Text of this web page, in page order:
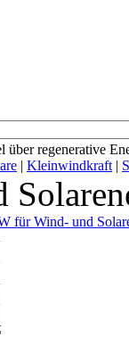
über regenerative
| Kleinwindkraft |
für Wind- und